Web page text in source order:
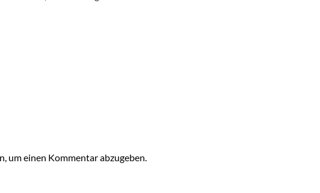
um einen Kommentar abzugeben.